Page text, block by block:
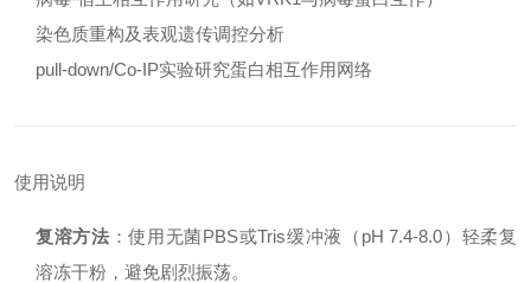
染色质重构及表观遗传调控分析
pull-down/Co-IP实验研究蛋白相互作用网络
使用说明
复溶方法 ：使用无菌PBS或Tris缓冲液（pH 7.4-8.0）轻柔复
溶冻干粉，避免剧烈振荡。